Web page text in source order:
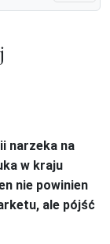
narzeka na
w kraju
nie powinien
ale pójść